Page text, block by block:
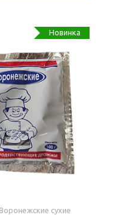
Новинка
сухие